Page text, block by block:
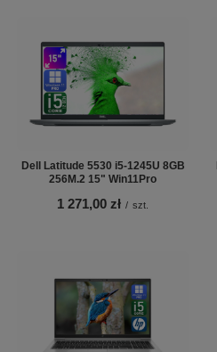
Dell Latitude 5530 i5-1245U 8GB
256M.2 15" Win11Pro
1 271,00 zł / szt.